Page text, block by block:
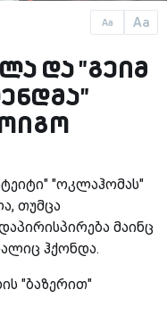
Aa Aa
და "გეიმ
"ოკლაჰომას"
თუმცა
მაინც
ჰქონდა.
"ბაზერით"